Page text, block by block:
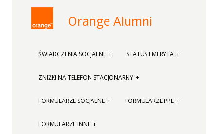
Orange Alumni
ŚWIADCZENIA SOCJALNE STATUS EMERYTA
ZNIŻKI NA TELEFON STACJONARNY
FORMULARZE SOCJALNE FORMULARZE PPE
FORMULARZE INNE